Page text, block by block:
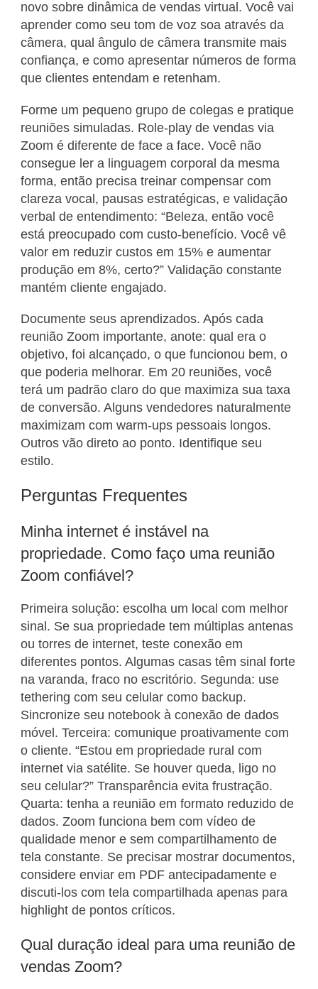
novo sobre dinâmica de vendas virtual. Você vai
aprender como seu tom de voz soa através da
câmera, qual ângulo de câmera transmite mais
confiança, e como apresentar números de forma
que clientes entendam e retenham.
Forme um pequeno grupo de colegas e pratique
reuniões simuladas. Role-play de vendas via
Zoom é diferente de face a face. Você não
consegue ler a linguagem corporal da mesma
forma, então precisa treinar compensar com
clareza vocal, pausas estratégicas, e validação
verbal de entendimento: “Beleza, então você
está preocupado com custo-benefício. Você vê
valor em reduzir custos em 15% e aumentar
produção em 8%, certo?” Validação constante
mantém cliente engajado.
Documente seus aprendizados. Após cada
reunião Zoom importante, anote: qual era o
objetivo, foi alcançado, o que funcionou bem, o
que poderia melhorar. Em 20 reuniões, você
terá um padrão claro do que maximiza sua taxa
de conversão. Alguns vendedores naturalmente
maximizam com warm-ups pessoais longos.
Outros vão direto ao ponto. Identifique seu
estilo.
Perguntas Frequentes
Minha internet é instável na
propriedade. Como faço uma reunião
Zoom confiável?
Primeira solução: escolha um local com melhor
sinal. Se sua propriedade tem múltiplas antenas
ou torres de internet, teste conexão em
diferentes pontos. Algumas casas têm sinal forte
na varanda, fraco no escritório. Segunda: use
tethering com seu celular como backup.
Sincronize seu notebook à conexão de dados
móvel. Terceira: comunique proativamente com
o cliente. “Estou em propriedade rural com
internet via satélite. Se houver queda, ligo no
seu celular?” Transparência evita frustração.
Quarta: tenha a reunião em formato reduzido de
dados. Zoom funciona bem com vídeo de
qualidade menor e sem compartilhamento de
tela constante. Se precisar mostrar documentos,
considere enviar em PDF antecipadamente e
discuti-los com tela compartilhada apenas para
highlight de pontos críticos.
Qual duração ideal para uma reunião de
vendas Zoom?